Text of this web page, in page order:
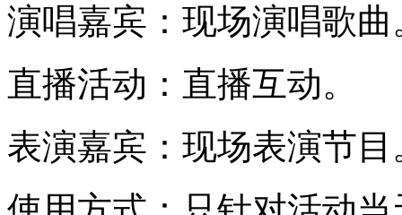
演唱嘉宾：现场演唱歌曲
直播活动：直播互动。
表演嘉宾：现场表演节目